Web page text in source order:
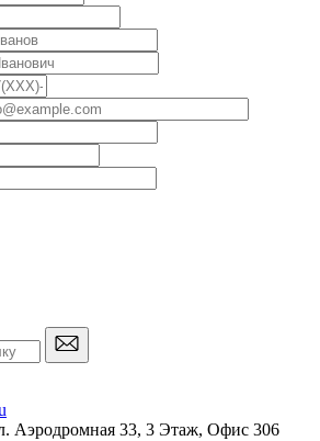
Аэродромная 33, 3 Этаж, Офис 306